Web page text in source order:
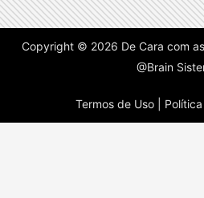
Copyright © 2026 De Cara com
@Brain
Termos de Uso |